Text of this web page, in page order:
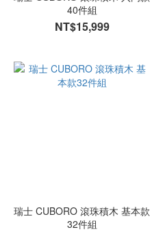
40件組
NT$15,999
瑞士 CUBORO 滾珠積木 基本款
32件組